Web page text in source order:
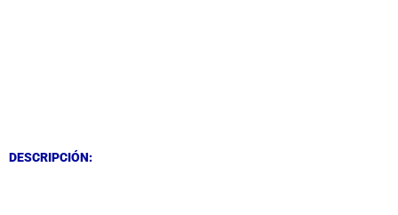
DESCRIPCIÓN: